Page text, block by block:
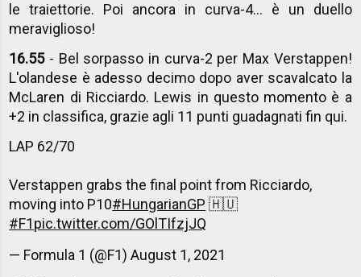
le traiettorie. Poi ancora in curva-4... è un duello
meraviglioso!
16.55- Bel sorpasso in curva-2 per Max Verstappen!
L'olandese è adesso decimo dopo aver scavalcato la
McLaren di Ricciardo. Lewis in questo momento è a
+2 in classifica, grazie agli 11 punti guadagnati fin qui.
LAP 62/70
Verstappen grabs the final point from Ricciardo,
moving into P10#HungarianGP 🇭🇺
#F1pic.twitter.com/GOlTIfzjJQ
— Formula 1 (@F1)August 1, 2021